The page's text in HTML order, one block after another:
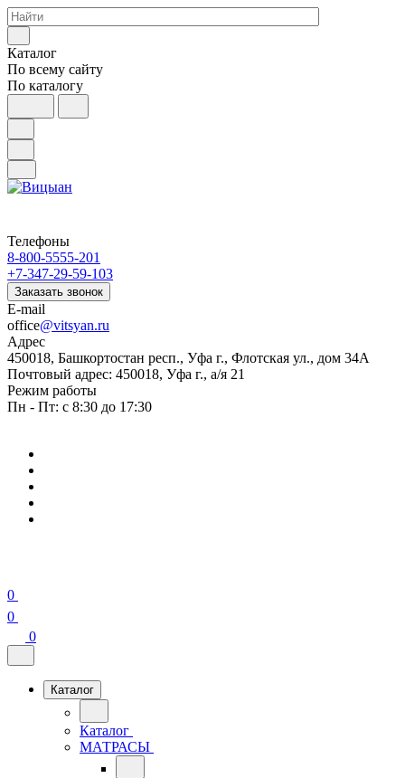
Каталог
По всему сайту
По каталогу
Телефоны
8-800-5555-201
+7-347-29-59-103
Заказать звонок
E-mail
office@vitsyan.ru
Адрес
450018, Башкортостан респ., Уфа г., Флотская ул., дом 34А
Почтовый адрес: 450018, Уфа г., а/я 21
Режим работы
Пн - Пт: с 8:30 до 17:30
0
0
0
Каталог
Каталог
МАТРАСЫ